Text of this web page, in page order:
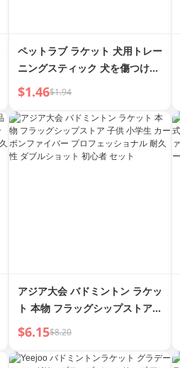
ペットラブ ラケット 犬用トレー
ニングスティック 犬を傷つけま
せん
$1.46$1.94
アジア大会 バドミントン ラケッ
ト 本物 フラッグシップストア
子供 小学生 カーボンファイバー
ルショット 初心者 セット
$6.15$8.20